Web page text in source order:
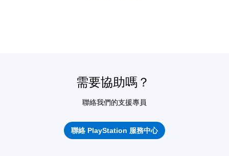
需要協助嗎？
聯絡我們的支援專員
聯絡 PlayStation 服務中心